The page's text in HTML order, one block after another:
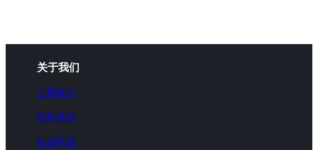
关于我们
公司简介
隐私条款
站点地图